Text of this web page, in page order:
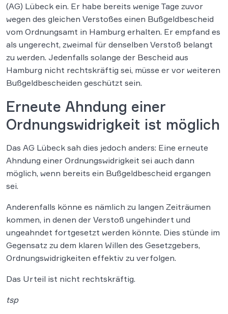
(AG) Lübeck ein. Er habe bereits wenige Tage zuvor
wegen des gleichen Verstoßes einen Bußgeldbescheid
vom Ordnungsamt in Hamburg erhalten. Er empfand es
als ungerecht, zweimal für denselben Verstoß belangt
zu werden. Jedenfalls solange der Bescheid aus
Hamburg nicht rechtskräftig sei, müsse er vor weiteren
Bußgeldbescheiden geschützt sein.
Erneute Ahndung einer
Ordnungswidrigkeit ist möglich
Das AG Lübeck sah dies jedoch anders: Eine erneute
Ahndung einer Ordnungswidrigkeit sei auch dann
möglich, wenn bereits ein Bußgeldbescheid ergangen
sei.
Anderenfalls könne es nämlich zu langen Zeiträumen
kommen, in denen der Verstoß ungehindert und
ungeahndet fortgesetzt werden könnte. Dies stünde im
Gegensatz zu dem klaren Willen des Gesetzgebers,
Ordnungswidrigkeiten effektiv zu verfolgen.
Das Urteil ist nicht rechtskräftig.
tsp